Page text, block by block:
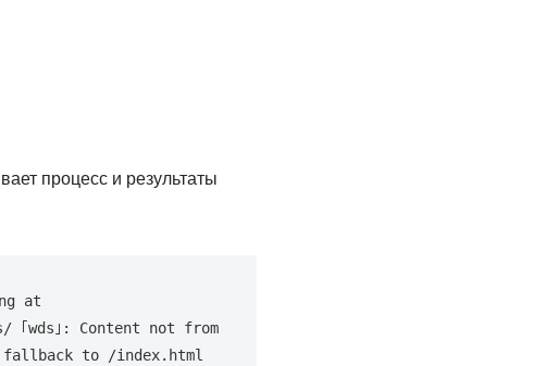
процесс и результаты
at
｢wds｣: Content not from
fallback to /index.html